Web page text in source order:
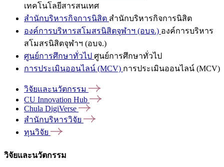
เทคโนโลยีสารสนเทศ
สำนักบริหารกิจการนิสิต สำนักบริหารกิจการนิสิต
องค์การบริหารสโมสรนิสิตจุฬาฯ (อบจ.) องค์การบริหาร
สโมสรนิสิตจุฬาฯ (อบจ.)
ศูนย์การศึกษาทั่วไป ศูนย์การศึกษาทั่วไป
การประเมินออนไลน์ (MCV) การประเมินออนไลน์ (MCV)
วิจัยและนวัตกรรม
CU Innovation Hub
Chula DigiVerse
สำนักบริหารวิจัย
ทุนวิจัย
วิจัยและนวัตกรรม